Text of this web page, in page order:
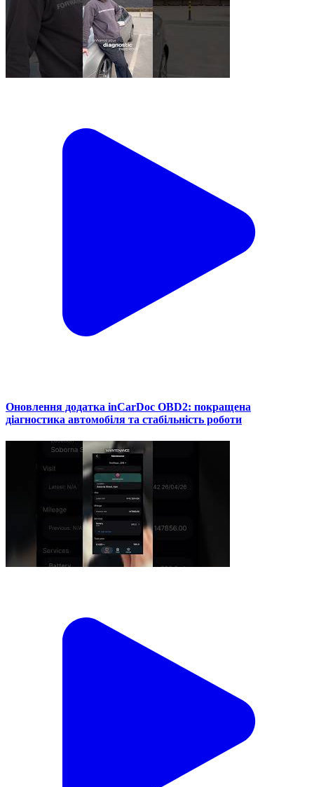
Оновлення додатка inCarDoc OBD2: покращена
діагностика автомобіля та стабільність роботи